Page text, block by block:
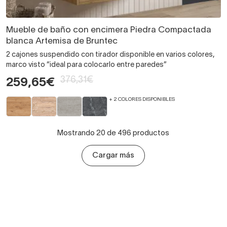
Mueble de baño con encimera Piedra Compactada
blanca Artemisa de Bruntec
2 cajones suspendido con tirador disponible en varios colores,
marco visto “ideal para colocarlo entre paredes”
259,65€ 376,31€
+ 2 COLORES DISPONIBLES
Mostrando 20 de 496 productos
Cargar más